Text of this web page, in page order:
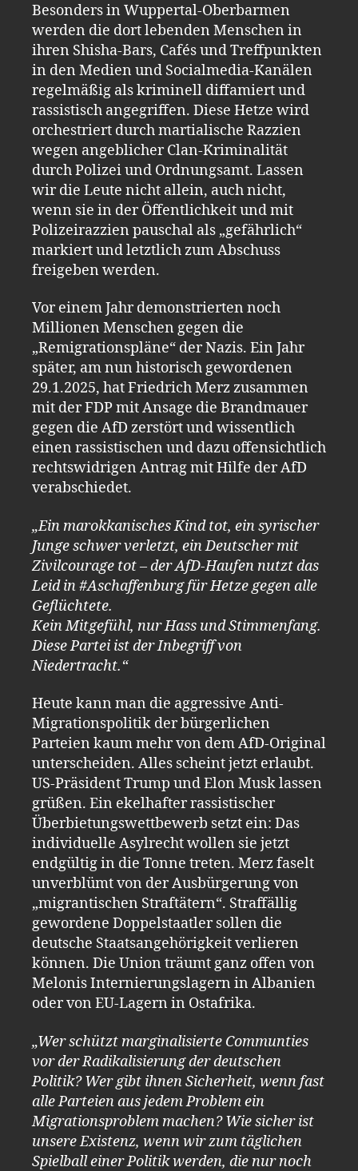
Besonders in Wuppertal-Oberbarmen
werden die dort lebenden Menschen in
ihren Shisha-Bars, Cafés und Treffpunkten
in den Medien und Socialmedia-Kanälen
regelmäßig als kriminell diffamiert und
rassistisch angegriffen. Diese Hetze wird
orchestriert durch martialische Razzien
wegen angeblicher Clan-Kriminalität
durch Polizei und Ordnungsamt. Lassen
wir die Leute nicht allein, auch nicht,
wenn sie in der Öffentlichkeit und mit
Polizeirazzien pauschal als „gefährlich“
markiert und letztlich zum Abschuss
freigeben werden.
Vor einem Jahr demonstrierten noch
Millionen Menschen gegen die
„Remigrationspläne“ der Nazis. Ein Jahr
später, am nun historisch gewordenen
29.1.2025, hat Friedrich Merz zusammen
mit der FDP mit Ansage die Brandmauer
gegen die AfD zerstört und wissentlich
einen rassistischen und dazu offensichtlich
rechtswidrigen Antrag mit Hilfe der AfD
verabschiedet.
„Ein marokkanisches Kind tot, ein syrischer
Junge schwer verletzt, ein Deutscher mit
Zivilcourage tot – der AfD-Haufen nutzt das
Leid in #Aschaffenburg für Hetze gegen alle
Geflüchtete.
Kein Mitgefühl, nur Hass und Stimmenfang.
Diese Partei ist der Inbegriff von
Niedertracht.“
Heute kann man die aggressive Anti-
Migrationspolitik der bürgerlichen
Parteien kaum mehr von dem AfD-Original
unterscheiden. Alles scheint jetzt erlaubt.
US-Präsident Trump und Elon Musk lassen
grüßen. Ein ekelhafter rassistischer
Überbietungswettbewerb setzt ein: Das
individuelle Asylrecht wollen sie jetzt
endgültig in die Tonne treten. Merz faselt
unverblümt von der Ausbürgerung von
„migrantischen Straftätern“. Straffällig
gewordene Doppelstaatler sollen die
deutsche Staatsangehörigkeit verlieren
können. Die Union träumt ganz offen von
Melonis Internierungslagern in Albanien
oder von EU-Lagern in Ostafrika.
„Wer schützt marginalisierte Communties
vor der Radikalisierung der deutschen
Politik? Wer gibt ihnen Sicherheit, wenn fast
alle Parteien aus jedem Problem ein
Migrationsproblem machen? Wie sicher ist
unsere Existenz, wenn wir zum täglichen
Spielball einer Politik werden, die nur noch